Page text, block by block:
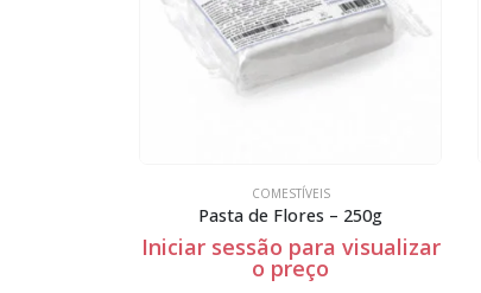
COMESTÍVEIS
Spray alimentar – Verde – 100ml
Iniciar sessão para visualizar
o preço